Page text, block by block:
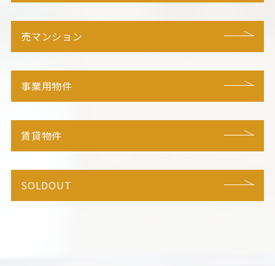
売マンション
事業用物件
賃貸物件
SOLDOUT